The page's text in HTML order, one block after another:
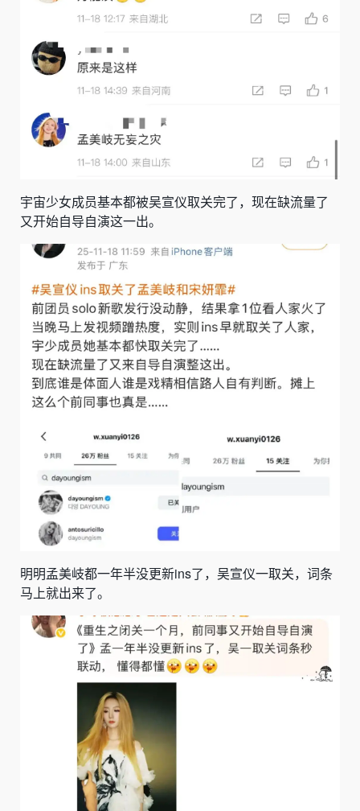
宇宙少女成员基本都被吴宣仪取关完了，现在缺流量了
又开始自导自演这一出。
明明孟美岐都一年半没更新ins了，吴宣仪一取关，词条
马上就出来了。